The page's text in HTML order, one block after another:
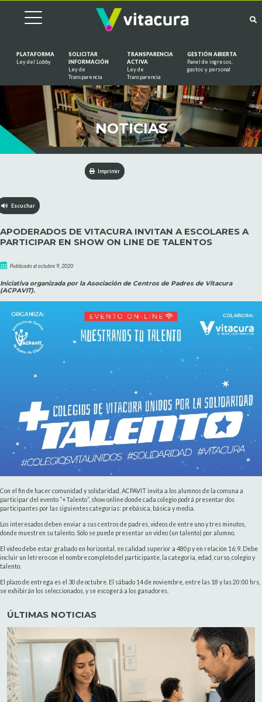
PLATAFORMA
Ley del Lobby
SOLICITAR
INFORMACIÓN
Ley de
Transparencia
TRANSPARENCIA
ACTIVA
Ley de
Transparencia
GESTIÓN ABIERTA
Panel de ingresos,
gastos y personal
NOTICIAS
Imprimir
Escuchar
APODERADOS DE VITACURA INVITAN A ESCOLARES A
PARTICIPAR EN SHOW ON LINE DE TALENTOS
Publicado el octubre 9, 2020
Iniciativa organizada por la Asociación de Centros de Padres de Vitacura
(ACPAVIT).
Con el fin de hacer comunidad y solidaridad, ACPAVIT invita a los alumnos de la comuna a
participar del evento “+Talento”, show online donde cada colegio podrá presentar dos
participantes por las siguientes categorías: prebásica, básica y media.
Los interesados deben enviar a sus centros de padres, videos de entre uno y tres minutos,
donde muestren su talento. Sólo se puede presentar un video (un talento) por alumno.
El video debe estar grabado en horizontal, en calidad superior a 480p y en relación 16:9. Debe
incluir un letrero con el nombre completo del participante, la categoría, edad, curso, colegio y
talento.
El plazo de entrega es el 30 de octubre. El sábado 14 de noviembre, entre las 18 y las 20:00 hrs,
se exhibirán los seleccionados, y se escogerá a los ganadores.
ÚLTIMAS NOTICIAS